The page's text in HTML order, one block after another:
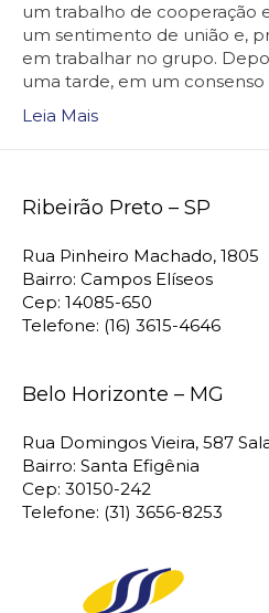
um trabalho de cooperação
um sentimento de união e,
em trabalhar no grupo.
uma tarde, em um consenso
Leia Mais
Ribeirão Preto – SP
Rua Pinheiro Machado, 1805
Bairro: Campos Elíseos
Cep: 14085-650
Telefone: (16) 3615-4646
Belo Horizonte – MG
Rua Domingos Vieira, 587 Sala
Bairro: Santa Efigênia
Cep: 30150-242
Telefone: (31) 3656-8253